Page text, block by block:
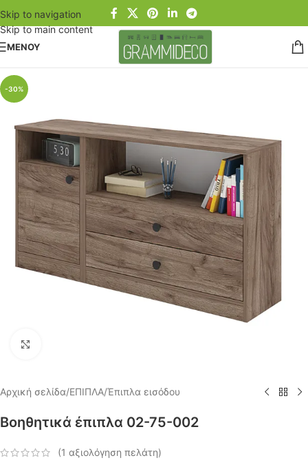
Skip to navigation
Skip to main content
ΜΕΝΟΥ
-30%
Αρχική σελίδα/ΕΠΙΠΛΑ/Έπιπλα εισόδου
Βοηθητικά έπιπλα 02-75-002
(1 αξιολόγηση πελάτη)